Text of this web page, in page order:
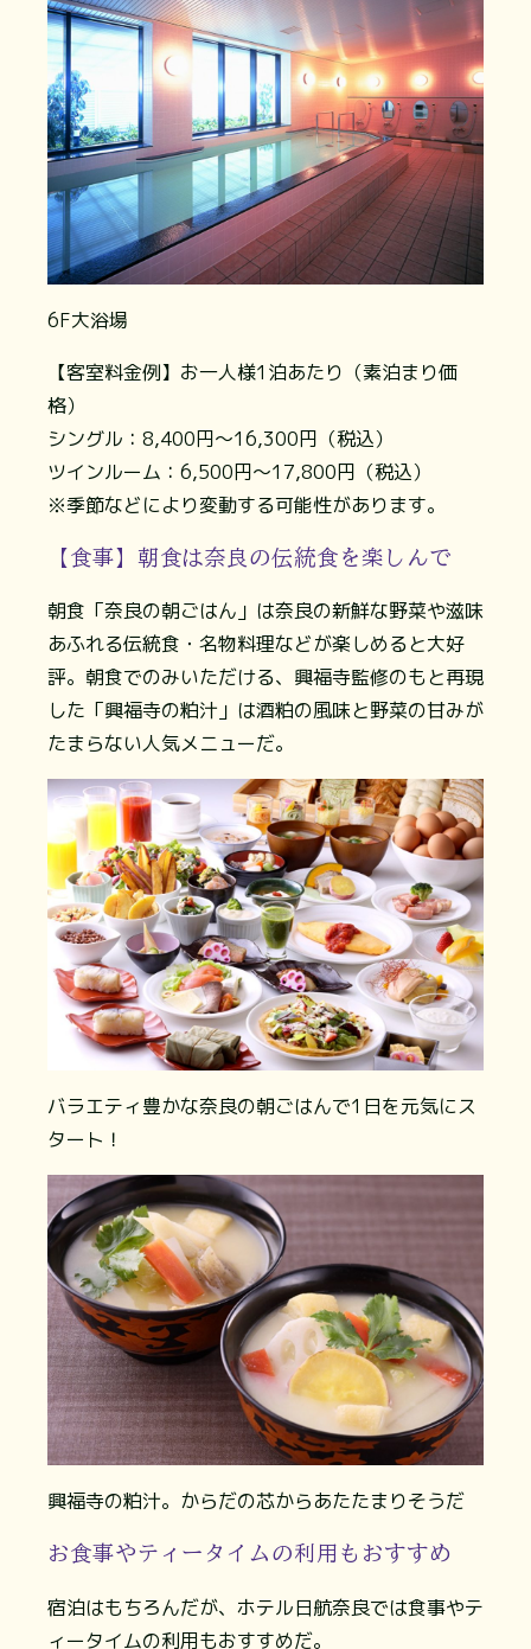
6F大浴場
【客室料金例】お一人様1泊あたり（素泊まり価
格）
シングル：8,400円～16,300円（税込）
ツインルーム：6,500円～17,800円（税込）
※季節などにより変動する可能性があります。
【食事】朝食は奈良の伝統食を楽しんで
朝食「奈良の朝ごはん」は奈良の新鮮な野菜や滋味
あふれる伝統食・名物料理などが楽しめると大好
評。朝食でのみいただける、興福寺監修のもと再現
した「興福寺の粕汁」は酒粕の風味と野菜の甘みが
たまらない人気メニューだ。
バラエティ豊かな奈良の朝ごはんで1日を元気にス
タート！
興福寺の粕汁。からだの芯からあたたまりそうだ
お食事やティータイムの利用もおすすめ
宿泊はもちろんだが、ホテル日航奈良では食事やテ
ィータイムの利用もおすすめだ。